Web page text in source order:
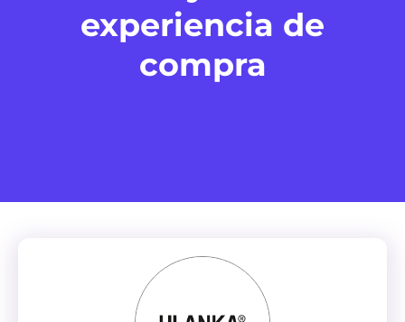
experiencia de
compra